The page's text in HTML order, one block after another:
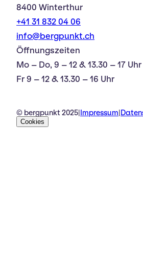
8400 Winterthur
+41 31 832 04 06
info@bergpunkt.ch
Öffnungszeiten
Mo – Do, 9 – 12 & 13.30 – 17 Uhr
Fr 9 – 12 & 13.30 – 16 Uhr
© bergpunkt 2025 Impressum
Cookies